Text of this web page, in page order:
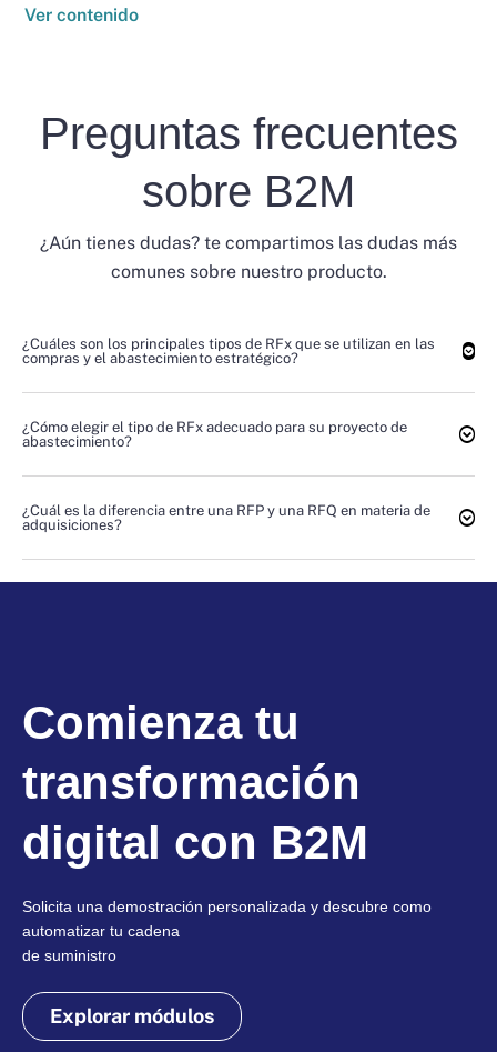
Ver contenido
Preguntas frecuentes
sobre B2M
¿Aún tienes dudas? te compartimos las dudas más
comunes sobre nuestro producto.
¿Cuáles son los principales tipos de RFx que se utilizan en las
compras y el abastecimiento estratégico?
¿Cómo elegir el tipo de RFx adecuado para su proyecto de
abastecimiento?
¿Cuál es la diferencia entre una RFP y una RFQ en materia de
adquisiciones?
Comienza tu
transformación
digital con B2M
Solicita una demostración personalizada y descubre como
automatizar tu cadena
de suministro
Explorar módulos